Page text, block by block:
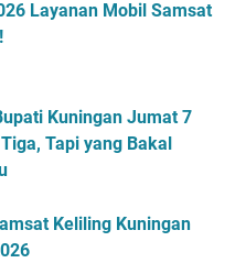
Layanan Mobil Samsat
Kuningan Jumat 7
Tapi yang Bakal
Keliling Kuningan